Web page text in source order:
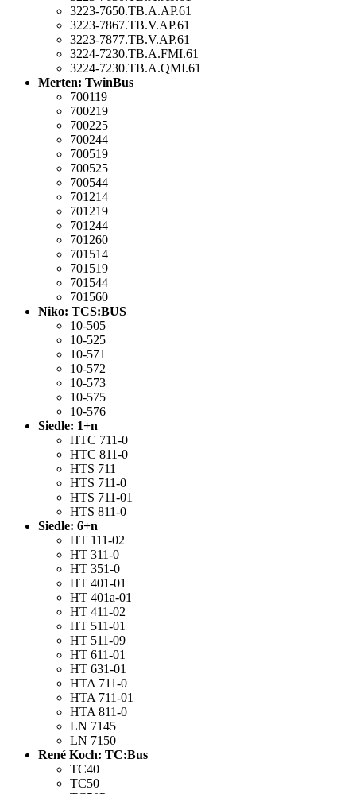
3223-7650.TB.A.AP.61
3223-7867.TB.V.AP.61
3223-7877.TB.V.AP.61
3224-7230.TB.A.FMI.61
3224-7230.TB.A.QMI.61
Merten: TwinBus
700119
700219
700225
700244
700519
700525
700544
701214
701219
701244
701260
701514
701519
701544
701560
Niko: TCS:BUS
10-505
10-525
10-571
10-572
10-573
10-575
10-576
Siedle: 1+n
HTC 711-0
HTC 811-0
HTS 711
HTS 711-0
HTS 711-01
HTS 811-0
Siedle: 6+n
HT 111-02
HT 311-0
HT 351-0
HT 401-01
HT 401a-01
HT 411-02
HT 511-01
HT 511-09
HT 611-01
HT 631-01
HTA 711-0
HTA 711-01
HTA 811-0
LN 7145
LN 7150
René Koch: TC:Bus
TC40
TC50